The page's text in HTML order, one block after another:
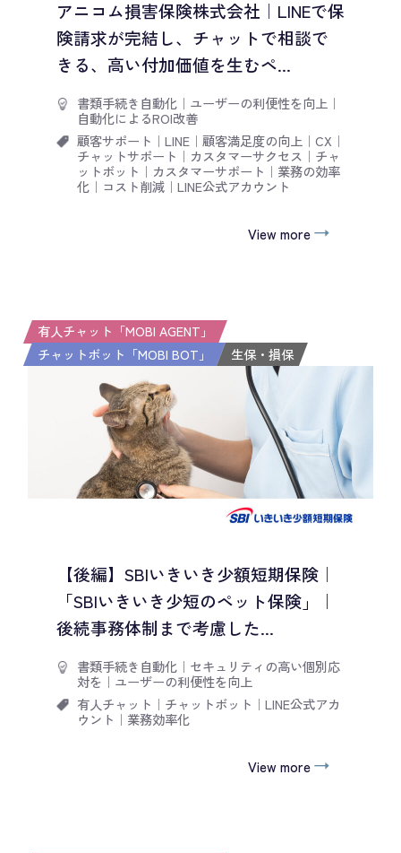
アニコム損害保険株式会社｜LINEで保
険請求が完結し、チャットで相談で
きる、高い付加価値を生むペ...
書類手続き自動化｜ ユーザーの利便性を向上 ｜
自動化によるROI改善
顧客サポート ｜ LINE｜ 顧客満足度の向上 ｜ CX ｜
チャットサポート ｜ カスタマーサクセス ｜ チャ
ットボット ｜ カスタマーサポート ｜ 業務の効率
化｜ コスト削減｜ LINE公式アカウント
View more
有人チャット「MOBI AGENT」
チャットボット「MOBI BOT」
生保・損保
【後編】SBIいきいき少額短期保険｜
「SBIいきいき少短のペット保険」｜
後続事務体制まで考慮した...
書類手続き自動化｜ セキュリティの高い個別応
対を ｜ ユーザーの利便性を向上
有人チャット ｜ チャットボット ｜ LINE公式アカ
ウント ｜ 業務効率化
View more